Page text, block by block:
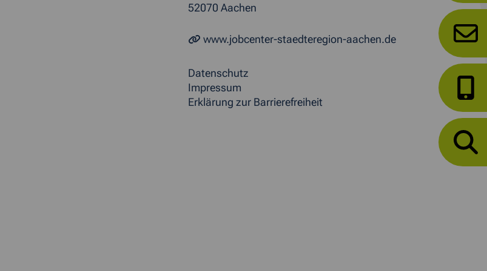
52070 Aachen
www.jobcenter-staedteregion-aachen.de
Datenschutz
Impressum
Erklärung zur Barrierefreiheit